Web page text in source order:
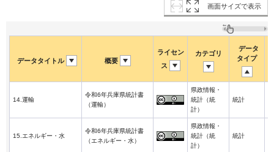
画面サイズで表示
データタイトル 概要
ライセン
ス
カテゴリ
データ
タイプ
14.運輸
令和6年兵庫県統計書
（運輸）
県政情報・
統計（統
計）
統計
15.エネルギー・水
令和6年兵庫県統計書
（エネルギー・水）
県政情報・
統計（統
計）
統計